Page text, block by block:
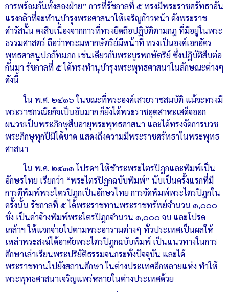
การพร้อมกันทั้งสองฝ่าย” การที่รัชกาลที่ ๕ ทรงมีพระราชศรัทธาอัน
แรงกล้าที่จะทำนุบำรุงพระศาสนาให้เจริญก้าวหน้า ดังพระราช
ดำรัสนั้น คงสืบเนื่องจากการที่ทรงยืดถือปฏิบัติตามกฎ ที่มีอยู่ในพระ
ธรรมศาสตร์ ถือว่าพระมหากษัตริย์มีหน้าที่ ทรงเป็นองค์เอกอัคร
พุทธศาสนูปภถัทมภก เช่นเดียวกับพระบูรพกษัตริย์ ซึ่งปฏิบัติสืบต่อ
กันมา รัชกาลที่ ๕ ได้ทรงทำนุบำรุงพระพุทธศาสนาในลักษณะต่างๆ
ดังนี้
ใน พ.ศ. ๒๔๑๖ ในขณะที่พระองค์เสวยราชสมบัติ แม้จะทรงมี
พระราชกรณียกิจเป็นอันมาก ก็ยังได้พระราชอุตสาหะเสด็จออก
ผนวชเป็นพระภิกษุสืบอายุพระพุทธศาสนา และได้ทรงจัดการบวช
พระภิกษุทุกปีมิได้ขาด แสดงถึงความมีพระราชศรัทธาในพระพุทธ
ศาสนา
ใน พ.ศ. ๒๔๓๑ โปรดฯ ให้ชำระพระไตรปิฎกและพิมพ์เป็น
อักษรไทย เรียกว่า “พระไตรปิฎกฉบับพิมพ์” นับเป็นครั้งแรกที่มี
การตีพิมพ์พระไตรปิฎกเป็นอักษรไทย การจัดพิมพ์พระไตรปิฎกใน
ครั้งนั้น รัชกาลที่ ๕ ได้พระราชทานพระราชทรัพย์จำนวน ๑,๐๐๐
ชั่ง เป็นค่าจ้างพิมพ์พระไตรปิฎกจำนวน ๑,๐๐๐ จบ และโปรด
เกล้าฯ ให้แจกจ่ายไปตามพระอารามต่างๆ ทั่วประเทศเป็นผลให้
เหล่าพระสงฆ์ได้อาศัยพระไตรปิฎกฉบับพิมพ์ เป็นแนวทางในการ
ศึกษาเล่าเรียนพระปริยัติธรรมจนกระทั่งปัจจุบัน และได้
พระราชทานไปยังสถานศึกษา ในต่างประเทศอีกหลายแห่ง ทำให้
พระพุทธศาสนาเจริญแพร่หลายในต่างประเทศด้วย